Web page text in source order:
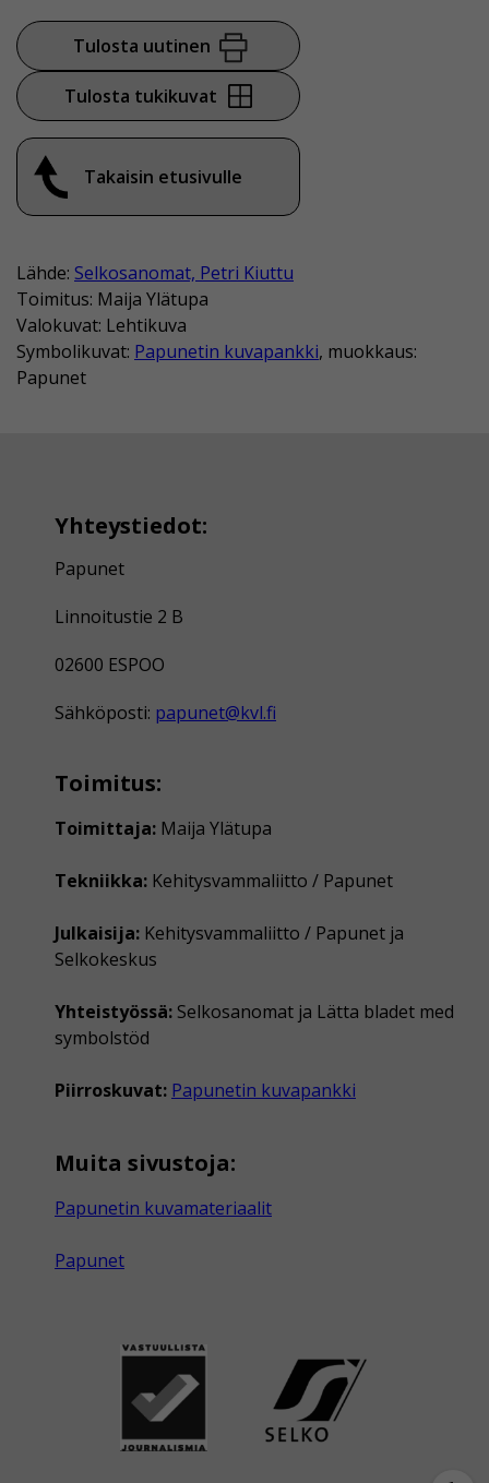
Tulosta uutinen
Tulosta tukikuvat
Takaisin etusivulle
Lähde: Selkosanomat, Petri Kiuttu
Toimitus: Maija Ylätupa
Valokuvat: Lehtikuva
Symbolikuvat: Papunetin kuvapankki, muokkaus:
Papunet
Yhteystiedot:
Papunet
Linnoitustie 2 B
02600 ESPOO
Sähköposti: papunet@kvl.fi
Toimitus:
Toimittaja: Maija Ylätupa
Tekniikka: Kehitysvammaliitto / Papunet
Julkaisija: Kehitysvammaliitto / Papunet ja
Selkokeskus
Yhteistyössä: Selkosanomat ja Lätta bladet med
symbolstöd
Piirroskuvat: Papunetin kuvapankki
Muita sivustoja:
Papunetin kuvamateriaalit
Papunet